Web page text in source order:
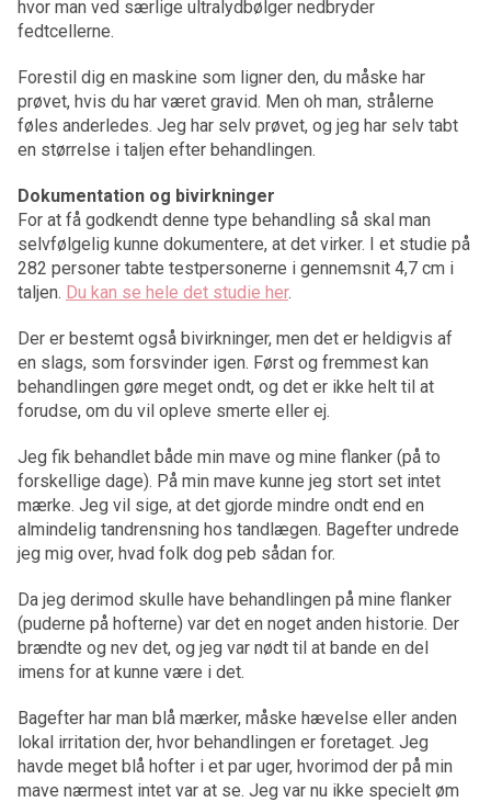
hvor man ved særlige ultralydbølger nedbryder
fedtcellerne.
Forestil dig en maskine som ligner den, du måske har
prøvet, hvis du har været gravid. Men oh man, strålerne
føles anderledes. Jeg har selv prøvet, og jeg har selv tabt
en størrelse i taljen efter behandlingen.
Dokumentation og bivirkninger
For at få godkendt denne type behandling så skal man
selvfølgelig kunne dokumentere, at det virker. I et studie på
282 personer tabte testpersonerne i gennemsnit 4,7 cm i
taljen. Du kan se hele det studie her.
Der er bestemt også bivirkninger, men det er heldigvis af
en slags, som forsvinder igen. Først og fremmest kan
behandlingen gøre meget ondt, og det er ikke helt til at
forudse, om du vil opleve smerte eller ej.
Jeg fik behandlet både min mave og mine flanker (på to
forskellige dage). På min mave kunne jeg stort set intet
mærke. Jeg vil sige, at det gjorde mindre ondt end en
almindelig tandrensning hos tandlægen. Bagefter undrede
jeg mig over, hvad folk dog peb sådan for.
Da jeg derimod skulle have behandlingen på mine flanker
(puderne på hofterne) var det en noget anden historie. Der
brændte og nev det, og jeg var nødt til at bande en del
imens for at kunne være i det.
Bagefter har man blå mærker, måske hævelse eller anden
lokal irritation der, hvor behandlingen er foretaget. Jeg
havde meget blå hofter i et par uger, hvorimod der på min
mave nærmest intet var at se. Jeg var nu ikke specielt øm